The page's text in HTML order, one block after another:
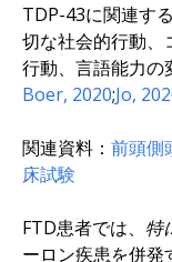
TDP-43に関連す
切な社会的行動、
行動、言語能力の
Boer, 2020;Jo,
関連資料： 前頭側
床試験
FTD患者では、 特
ーロン疾患を併